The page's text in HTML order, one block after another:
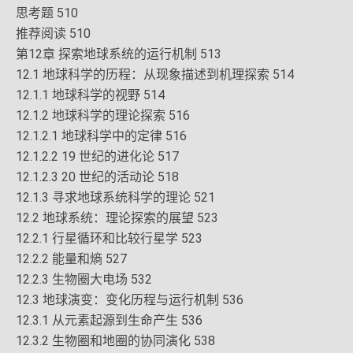
思考题 510
推荐阅读 510
第12章 探索地球系统的运行机制 513
12.1 地球科学的历程：从现象描述到机理探索 514
12.1.1 地球科学的视野 514
12.1.2 地球科学的理论探索 516
12.1.2.1 地球科学中的定律 516
12.1.2.2 19 世纪的进化论 517
12.1.2.3 20 世纪的活动论 518
12.1.3 寻求地球系统科学的理论 521
12.2 地球系统：理论探索的展望 523
12.2.1 行星循环和比较行星学 523
12.2.2 能量和熵 527
12.2.3 生物圈大电场 532
12.3 地球演变：变化历程与运行机制 536
12.3.1 从元素起源到生命产生 536
12.3.2 生物圈和地圈的协同演化 538